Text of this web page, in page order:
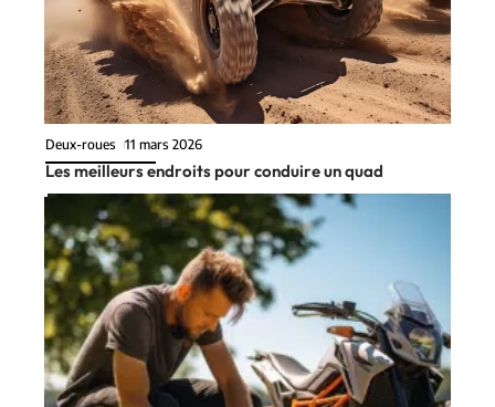
Deux-roues 11 mars 2026
Les meilleurs endroits pour conduire un quad